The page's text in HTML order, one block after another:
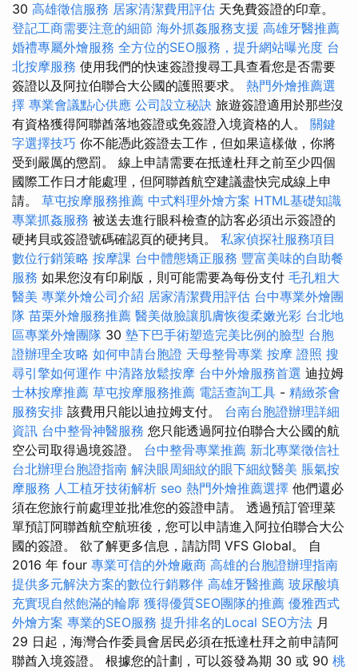
30 高雄徵信服務 居家清潔費用評估 天免費簽證的印章。
登記工商需要注意的細節 海外抓姦服務支援 高雄牙醫推薦
婚禮專屬外燴服務 全方位的SEO服務，提升網站曝光度 台
北按摩服務 使用我們的快速簽證搜尋工具查看您是否需要
簽證以及阿拉伯聯合大公國的護照要求。 熱門外燴推薦選
擇 專業會議點心供應 公司設立秘訣 旅遊簽證適用於那些沒
有資格獲得阿聯酋落地簽證或免簽證入境資格的人。 關鍵
字選擇技巧 你不能憑此簽證去工作，但如果這樣做，你將
受到嚴厲的懲罰。 線上申請需要在抵達杜拜之前至少四個
國際工作日才能處理，但阿聯酋航空建議盡快完成線上申
請。 草屯按摩服務推薦 中式料理外燴方案 HTML基礎知識
專業抓姦服務 被送去進行眼科檢查的訪客必須出示簽證的
硬拷貝或簽證號碼確認頁的硬拷貝。 私家偵探社服務項目
數位行銷策略 按摩課 台中體態矯正服務 豐富美味的自助餐
服務 如果您沒有印刷版，則可能需要為每份支付 毛孔粗大
醫美 專業外燴公司介紹 居家清潔費用評估 台中專業外燴團
隊 苗栗外燴服務推薦 醫美做臉讓肌膚恢復柔嫩光彩 台北地
區專業外燴團隊 30 墊下巴手術塑造完美比例的臉型 台胞
證辦理全攻略 如何申請台胞證 天母整骨專業 按摩 證照 搜
尋引擎如何運作 中清路放鬆按摩 台中外燴服務首選 迪拉姆
士林按摩推薦 草屯按摩服務推薦 電話查詢工具 - 精緻茶會
服務安排 該費用只能以迪拉姆支付。 台南台胞證辦理詳細
資訊 台中整骨神醫服務 您只能透過阿拉伯聯合大公國的航
空公司取得過境簽證。 台中整骨專業推薦 新北專業徵信社
台北辦理台胞證指南 解決眼周細紋的眼下細紋醫美 脹氣按
摩服務 人工植牙技術解析 seo 熱門外燴推薦選擇 他們還必
須在您旅行前處理並批准您的簽證申請。 透過預訂管理菜
單預訂阿聯酋航空航班後，您可以申請進入阿拉伯聯合大公
國的簽證。 欲了解更多信息，請訪問 VFS Global。 自
2016 年 four 專業可信的外燴廠商 高雄的台胞證辦理指南
提供多元解決方案的數位行銷夥伴 高雄牙醫推薦 玻尿酸填
充實現自然飽滿的輪廓 獲得優質SEO團隊的推薦 優雅西式
外燴方案 專業的SEO服務 提升排名的Local SEO方法 月
29 日起，海灣合作委員會居民必須在抵達杜拜之前申請阿
聯酋入境簽證。 根據您的計劃，可以簽發為期 30 或 90 桃